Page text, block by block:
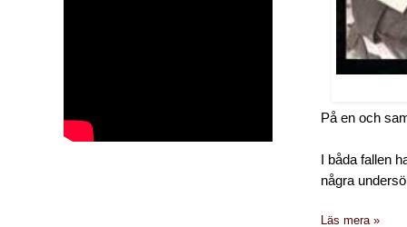
På en och
I båda fallen
några
Läs mera »